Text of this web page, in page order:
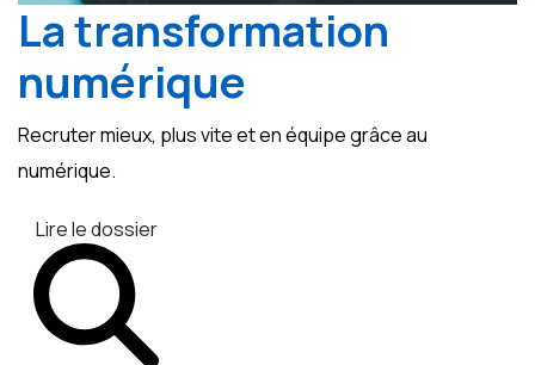
La transformation
numérique
Recruter mieux, plus vite et en équipe grâce au
numérique.
Lire le dossier